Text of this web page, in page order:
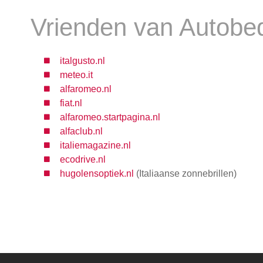
Vrienden van
italgusto.nl
meteo.it
alfaromeo.nl
fiat.nl
alfaromeo.startpagina.nl
alfaclub.nl
italiemagazine.nl
ecodrive.nl
hugolensoptiek.nl (Italiaanse zonnebrillen)